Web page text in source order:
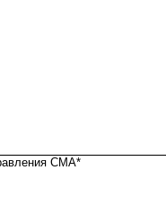
СМА*